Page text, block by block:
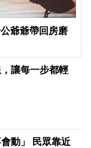
爺爺帶回房磨
讓每一步都輕
動」 民眾靠近